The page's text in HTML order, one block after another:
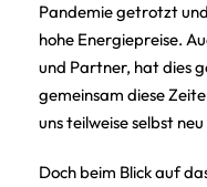
Pandemie getrotzt
hohe Energiepreise.
und Partner, hat dies
gemeinsam diese
uns teilweise selbst
Doch beim Blick auf